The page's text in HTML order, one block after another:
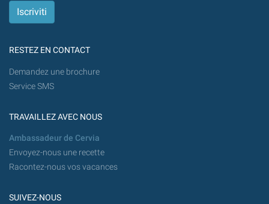
RESTEZ EN CONTACT
Demandez une brochure
Service SMS
TRAVAILLEZ AVEC NOUS
Ambassadeur de Cervia
Envoyez-nous une recette
Racontez-nous vos vacances
SUIVEZ-NOUS